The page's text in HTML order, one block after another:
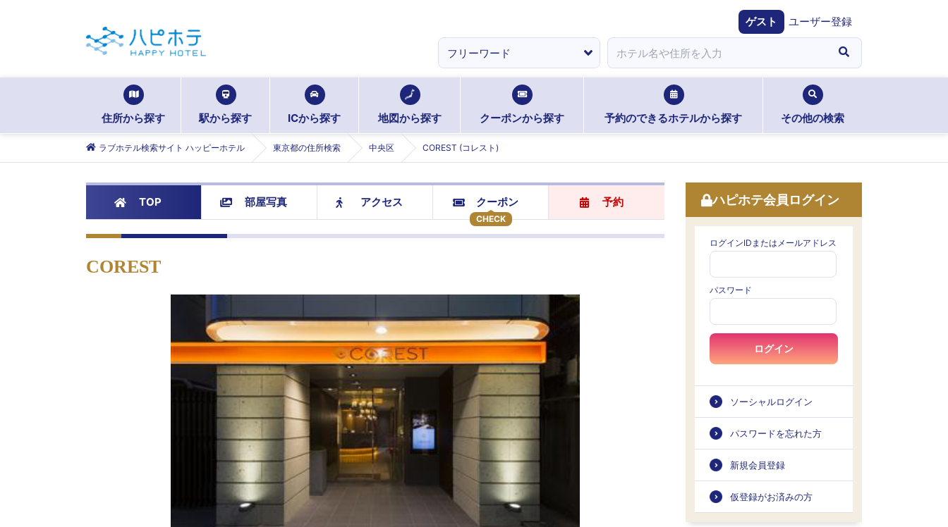
ゲスト ユーザー登録
住所から探す 駅から探す ICから探す 地図から探す クーポンから探す 予約のできるホテルから探す その他の検索
ラブホテル検索サイト ハッピーホテル 東京都の住所検索 中央区 COREST (コレスト)
TOP 部屋写真 アクセス
CHECK
クーポン 予約
COREST
ハピホテ会員ログイン
ログインIDまたはメールアドレス
パスワード
ログイン
ソーシャルログイン
パスワードを忘れた方
新規会員登録
仮登録がお済みの方